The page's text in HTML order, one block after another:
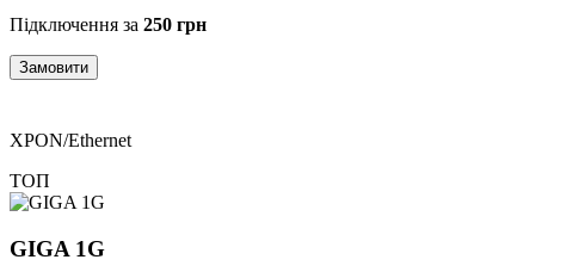
Підключення за 250 грн
Замовити
XPON/Ethernet
ТОП
GIGA 1G